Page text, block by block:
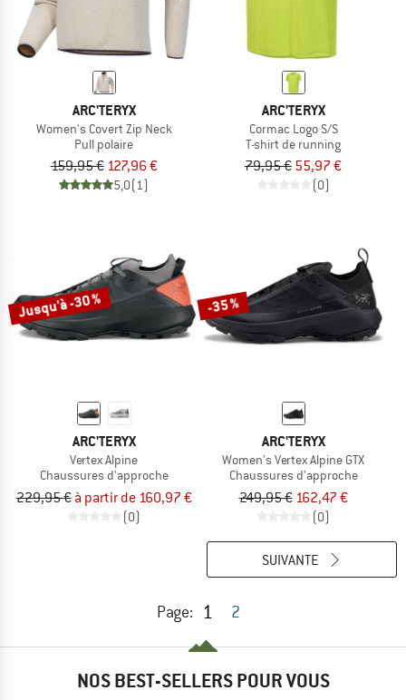
ARC'TERYX
Women's Covert Zip Neck
Pull polaire
159,95 € 127,96 €
5,0(1)
ARC'TERYX
Cormac Logo S/S
T-shirt de running
79,95 € 55,97 €
(0)
Jusqu'à -30 %
ARC'TERYX
Vertex Alpine
Chaussures d'approche
229,95 € à partir de 160,97 €
(0)
-35 %
ARC'TERYX
Women's Vertex Alpine GTX
Chaussures d'approche
249,95 € 162,47 €
(0)
Page: 1 2
SUIVANTE
NOS BEST-SELLERS POUR VOUS